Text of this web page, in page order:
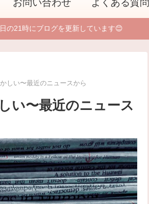
お問い合わせ よくある質問
の21時にブログを更新しています😊
しい〜最近のニュースから
い〜最近のニュース